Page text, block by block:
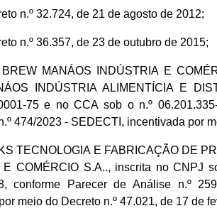
n.º 32.724, de 21 de agosto de 2012;
n.º 36.357, de 23 de outubro de 2015;
BREW MANÁOS INDÚSTRIA E
INDÚSTRIA ALIMENTÍCIA E
75 e no CCA sob o n.º
474/2023 - SEDECTI, incentivada por
KS TECNOLOGIA E FABRICAÇÃO DE
E COMÉRCIO S.A.., inscrita no CNPJ
conforme Parecer de Análise n.º
meio do Decreto n.º 47.021, de 17 de